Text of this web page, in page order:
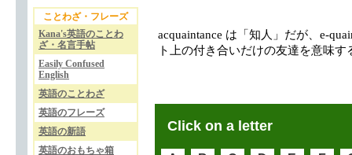
ことわざ・フレーズ
Kana's英語のことわ
ざ・名言手帖
Easily Confused
English
英語のことわざ
英語のフレーズ
英語の新語
英語のおもちゃ箱
acquaintance は「知人」だが、e-
ト上の付き合いだけの友達を意味す
Click on a letter